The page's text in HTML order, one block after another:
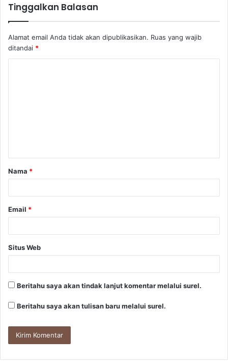
Tinggalkan Balasan
Alamat email Anda tidak akan dipublikasikan. Ruas yang wajib
ditandai *
a
r
Nama *
Email *
Situs Web
Beritahu saya akan tindak lanjut komentar melalui surel.
Beritahu saya akan tulisan baru melalui surel.